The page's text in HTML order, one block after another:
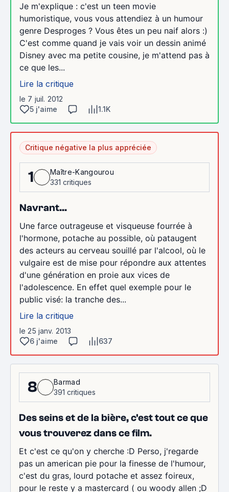
Je m'explique : c'est un teen movie
humoristique, vous vous attendiez à un humour
genre Desproges ? Vous êtes un peu naif alors :)
C'est comme quand je vais voir un dessin animé
Disney avec ma petite cousine, je m'attend pas à
ce que les...
Lire la critique
le 7 juil. 2012
5 j'aime
1.1K
Critique négative la plus appréciée
1
Maître-Kangourou
331 critiques
Navrant...
Une farce outrageuse et visqueuse fourrée à
l'hormone, potache au possible, où pataugent
des acteurs au cerveau souillé par l'alcool, où le
vulgaire est de mise pour répondre aux attentes
d'une génération en proie aux vices de
l'adolescence. En effet quel exemple pour le
public visé: la tranche des...
Lire la critique
le 25 janv. 2013
6 j'aime
637
8
Barmad
391 critiques
Des seins et de la bière, c'est tout ce que
vous trouverez dans ce film.
Et c'est ce qu'on y cherche :D Perso, j'regarde
pas un american pie pour la finesse de l'humour,
c'est du gras, lourd potache et assez foireux,
pour le reste y a mastercard ( ou woody allen ;D